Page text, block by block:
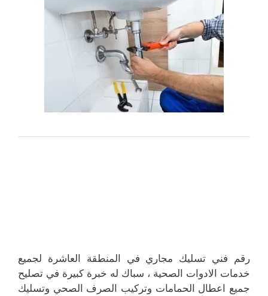
رقم فني تسليك مجاري في المنطقة العاشرة لجميع
خدمات الادوات الصحية ، سباك له خبرة كبيرة في تصليح
جميع اعطال الحمامات وتركيب الصرف الصحي وتسليك